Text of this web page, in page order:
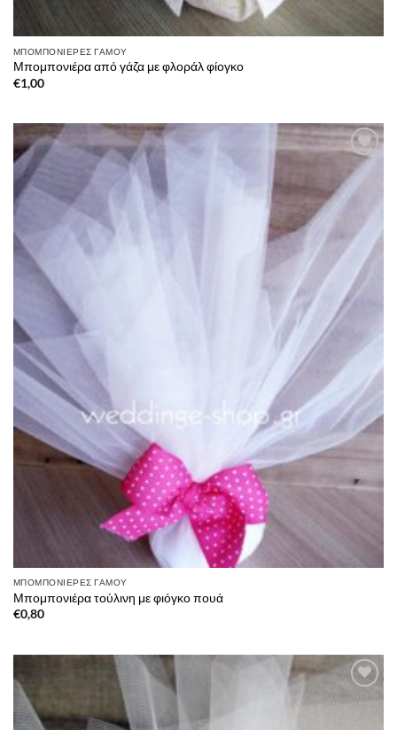
ΜΠΟΜΠΟΝΙΈΡΕΣ ΓΆΜΟΥ
Μπομπονιέρα από γάζα με φλοράλ φίογκο
€1,00
Πρόσθήκη
στην λίστα
επιθυμιών
ΜΠΟΜΠΟΝΙΈΡΕΣ ΓΆΜΟΥ
Μπομπονιέρα τούλινη με φιόγκο πουά
€0,80
Πρόσθήκη